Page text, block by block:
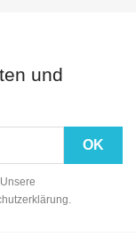
und